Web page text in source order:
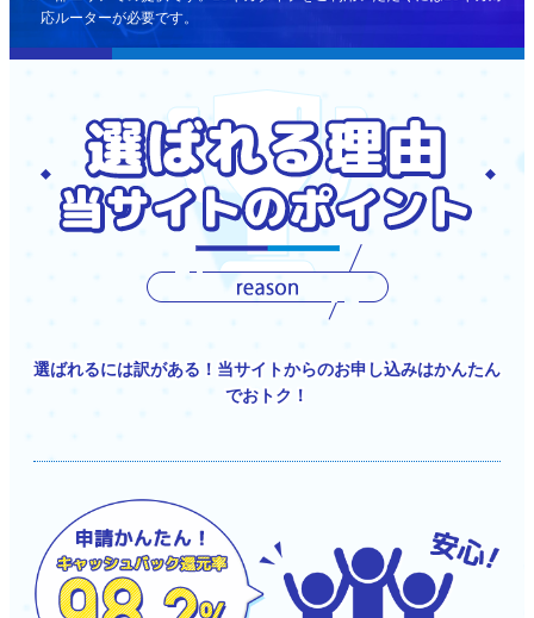
応ルーターが必要です。
選ばれるには訳がある！当サイトからのお申し込みはかんたん
でおトク！